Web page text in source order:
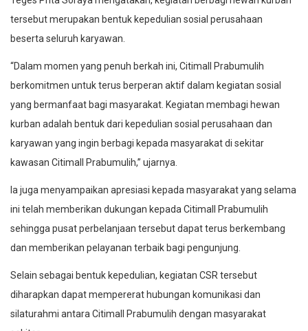
tersebut merupakan bentuk kepedulian sosial perusahaan
beserta seluruh karyawan.
“Dalam momen yang penuh berkah ini, Citimall Prabumulih
berkomitmen untuk terus berperan aktif dalam kegiatan sosial
yang bermanfaat bagi masyarakat. Kegiatan membagi hewan
kurban adalah bentuk dari kepedulian sosial perusahaan dan
karyawan yang ingin berbagi kepada masyarakat di sekitar
kawasan Citimall Prabumulih,” ujarnya.
Ia juga menyampaikan apresiasi kepada masyarakat yang selama
ini telah memberikan dukungan kepada Citimall Prabumulih
sehingga pusat perbelanjaan tersebut dapat terus berkembang
dan memberikan pelayanan terbaik bagi pengunjung.
Selain sebagai bentuk kepedulian, kegiatan CSR tersebut
diharapkan dapat mempererat hubungan komunikasi dan
silaturahmi antara Citimall Prabumulih dengan masyarakat